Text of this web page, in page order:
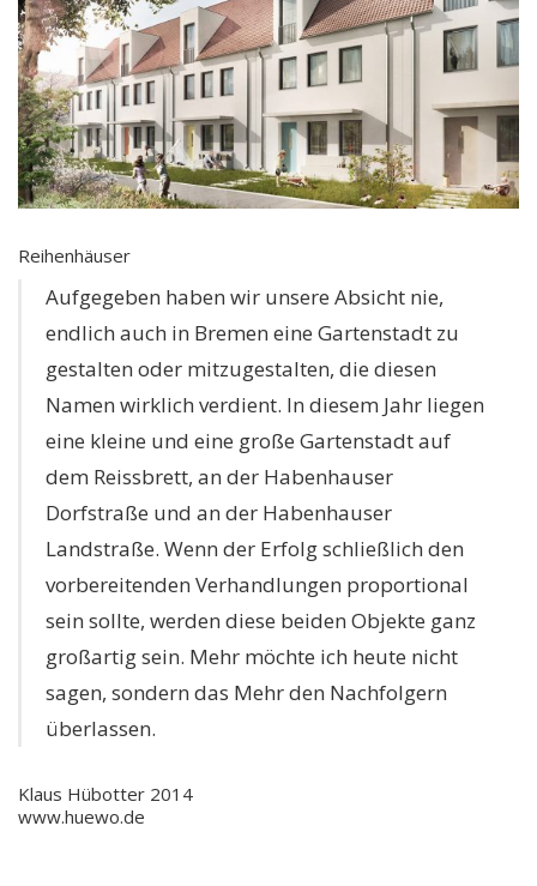
Reihenhäuser
Aufgegeben haben wir unsere Absicht nie,
endlich auch in Bremen eine Gartenstadt zu
gestalten oder mitzugestalten, die diesen
Namen wirklich verdient. In diesem Jahr liegen
eine kleine und eine große Gartenstadt auf
dem Reissbrett, an der Habenhauser
Dorfstraße und an der Habenhauser
Landstraße. Wenn der Erfolg schließlich den
vorbereitenden Verhandlungen proportional
sein sollte, werden diese beiden Objekte ganz
großartig sein. Mehr möchte ich heute nicht
sagen, sondern das Mehr den Nachfolgern
überlassen.
Klaus Hübotter 2014
www.huewo.de